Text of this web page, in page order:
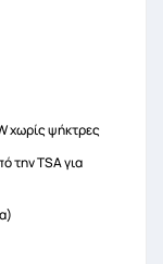
χωρίς ψήκτρες
την TSA για